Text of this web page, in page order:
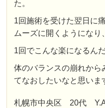
た。
1回施術を受けた翌日に
ムーズに開くようになり
1回でこんな楽になるん
体のバランスの崩れから
てなおしたいなと思いま
札幌市中央区 20代